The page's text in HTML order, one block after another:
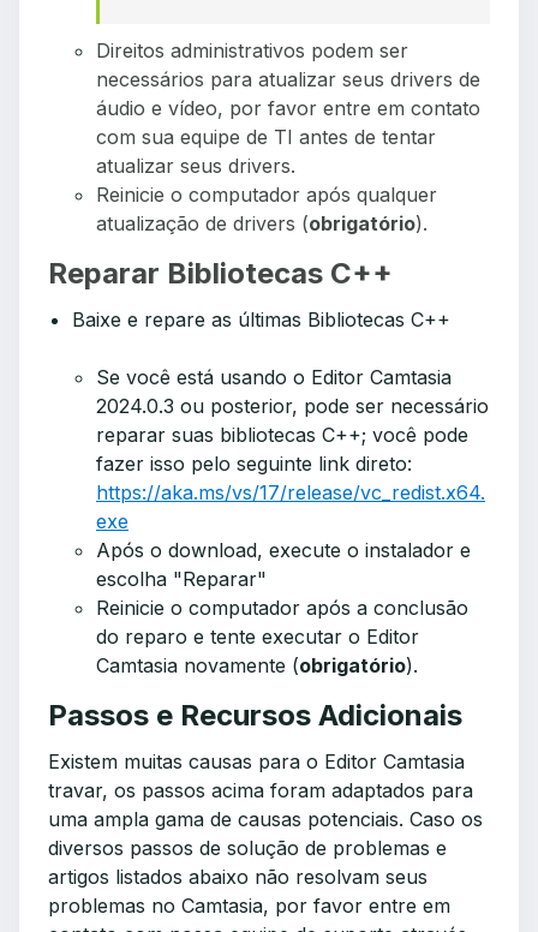
Direitos administrativos podem ser
necessários para atualizar seus drivers de
áudio e vídeo, por favor entre em contato
com sua equipe de TI antes de tentar
atualizar seus drivers.
Reinicie o computador após qualquer
atualização de drivers (obrigatório).
Reparar Bibliotecas C++
Baixe e repare as últimas Bibliotecas C++
Se você está usando o Editor Camtasia
2024.0.3 ou posterior, pode ser necessário
reparar suas bibliotecas C++; você pode
fazer isso pelo seguinte link direto:
https://aka.ms/vs/17/release/vc_redist.x64.
exe
Após o download, execute o instalador e
escolha "Reparar"
Reinicie o computador após a conclusão
do reparo e tente executar o Editor
Camtasia novamente (obrigatório).
Passos e Recursos Adicionais
Existem muitas causas para o Editor Camtasia
travar, os passos acima foram adaptados para
uma ampla gama de causas potenciais. Caso os
diversos passos de solução de problemas e
artigos listados abaixo não resolvam seus
problemas no Camtasia, por favor entre em